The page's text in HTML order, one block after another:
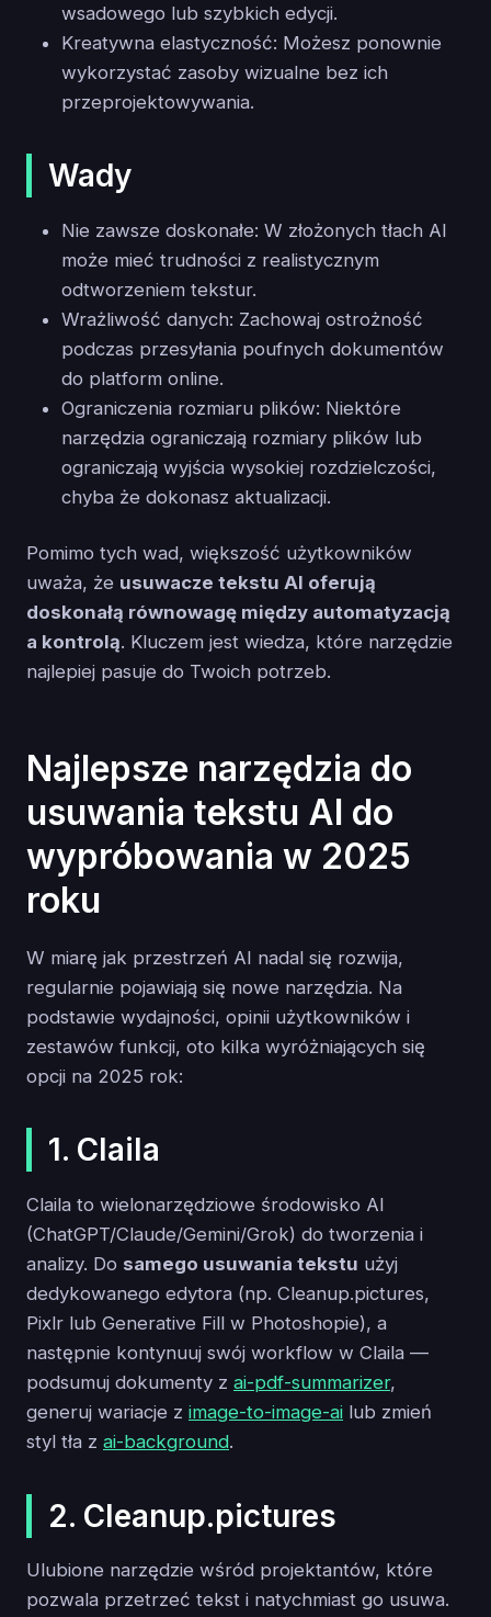
wsadowego lub szybkich edycji.
Kreatywna elastyczność: Możesz ponownie
wykorzystać zasoby wizualne bez ich
przeprojektowywania.
Wady
Nie zawsze doskonałe: W złożonych tłach AI
może mieć trudności z realistycznym
odtworzeniem tekstur.
Wrażliwość danych: Zachowaj ostrożność
podczas przesyłania poufnych dokumentów
do platform online.
Ograniczenia rozmiaru plików: Niektóre
narzędzia ograniczają rozmiary plików lub
ograniczają wyjścia wysokiej rozdzielczości,
chyba że dokonasz aktualizacji.
Pomimo tych wad, większość użytkowników
uważa, że usuwacze tekstu AI oferują
doskonałą równowagę między automatyzacją
a kontrolą. Kluczem jest wiedza, które narzędzie
najlepiej pasuje do Twoich potrzeb.
Najlepsze narzędzia do
usuwania tekstu AI do
wypróbowania w 2025
roku
W miarę jak przestrzeń AI nadal się rozwija,
regularnie pojawiają się nowe narzędzia. Na
podstawie wydajności, opinii użytkowników i
zestawów funkcji, oto kilka wyróżniających się
opcji na 2025 rok:
1. Claila
Claila to wielonarzędziowe środowisko AI
(ChatGPT/Claude/Gemini/Grok) do tworzenia i
analizy. Do samego usuwania tekstu użyj
dedykowanego edytora (np. Cleanup.pictures,
Pixlr lub Generative Fill w Photoshopie), a
następnie kontynuuj swój workflow w Claila —
podsumuj dokumenty z ai-pdf-summarizer,
generuj wariacje z image-to-image-ai lub zmień
styl tła z ai-background.
2. Cleanup.pictures
Ulubione narzędzie wśród projektantów, które
pozwala przetrzeć tekst i natychmiast go usuwa.